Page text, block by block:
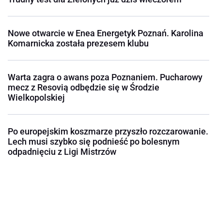
Nowe otwarcie w Enea Energetyk Poznań. Karolina
Komarnicka została prezesem klubu
Warta zagra o awans poza Poznaniem. Pucharowy
mecz z Resovią odbędzie się w Środzie
Wielkopolskiej
Po europejskim koszmarze przyszło rozczarowanie.
Lech musi szybko się podnieść po bolesnym
odpadnięciu z Ligi Mistrzów